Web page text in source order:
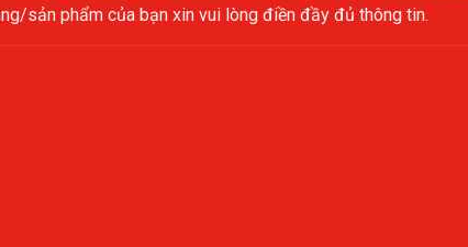
sản phẩm của bạn xin vui lòng điền đầy đủ thông tin.